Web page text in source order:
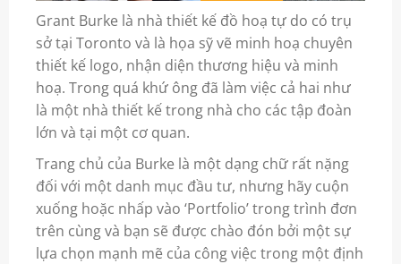
Grant Burke là nhà thiết kế đồ hoạ tự do có trụ
sở tại Toronto và là họa sỹ vẽ minh hoạ chuyên
thiết kế logo, nhận diện thương hiệu và minh
hoạ. Trong quá khứ ông đã làm việc cả hai như
là một nhà thiết kế trong nhà cho các tập đoàn
lớn và tại một cơ quan.
Trang chủ của Burke là một dạng chữ rất nặng
đối với một danh mục đầu tư, nhưng hãy cuộn
xuống hoặc nhấp vào ‘Portfolio’ trong trình đơn
trên cùng và bạn sẽ được chào đón bởi một sự
lựa chọn mạnh mẽ của công việc trong một định